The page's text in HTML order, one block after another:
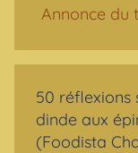
Annonce du
50 réflexions
dinde aux
(Foodista